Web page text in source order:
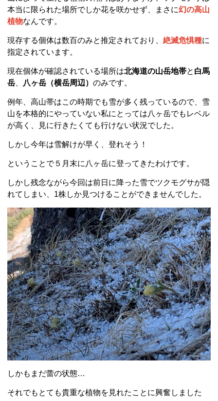
本当に限られた場所でしか花を咲かせず、まさに幻の高山
植物なんです。
現存する個体は数百のみと推定されており、 絶滅危惧種に
指定されています。
現在個体が確認されている場所は北海道の山岳地帯と 白馬
岳
八ヶ岳（横岳周辺） のみです。
例年、高山帯はこの時期でも雪が多く残っているので、雪
山を本格的にやっていない私にとっては八ヶ岳でもレベル
が高く、見に行きたくても行けない状況でした。
しかし今年は雪解けが早く、登れそう！
ということで５月末に八ヶ岳に登ってきたわけです。
しかし残念ながら今回は前日に降った雪でツクモグサが隠
れてしまい、1株しか見つけることができませんでした。
しかもまだ蕾の状態…
それでもとても貴重な植物を見れたことに興奮しました